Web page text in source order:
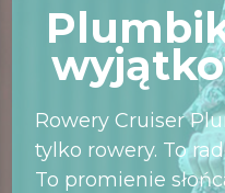
Rowery Cruiser
tylko rowery. To
To promienie